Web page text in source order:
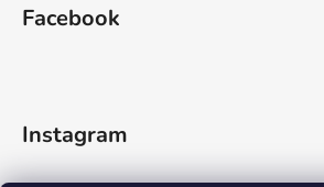
Facebook
Instagram